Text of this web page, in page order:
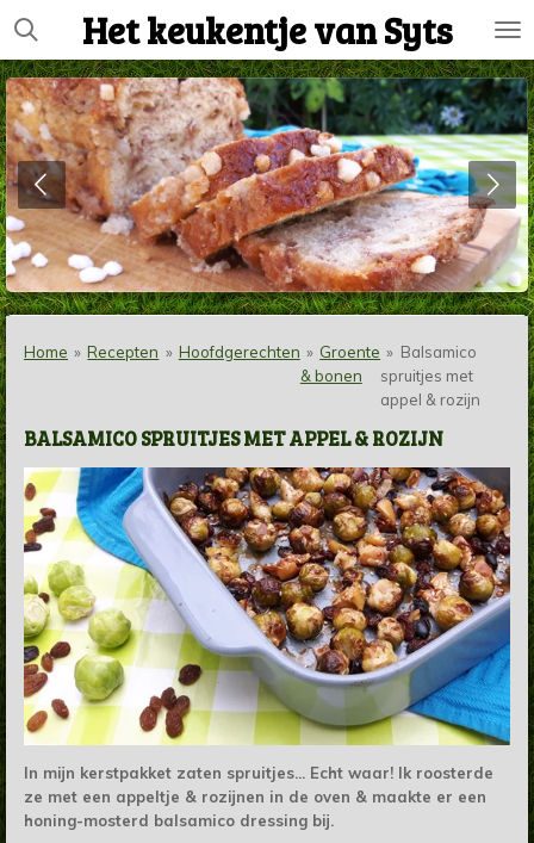
Ga
direct
naar
de
hoofdinhoud
Het keukentje van Syts
Home » Recepten » Hoofdgerechten » Groente
& bonen
» Balsamico
spruitjes met
appel & rozijn
BALSAMICO SPRUITJES MET APPEL & ROZIJN
In mijn kerstpakket zaten spruitjes... Echt waar! Ik roosterde
ze met een appeltje & rozijnen in de oven & maakte er een
honing-mosterd balsamico dressing bij.